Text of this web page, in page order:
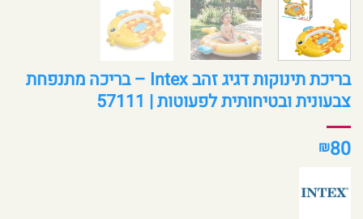
בריכת תינוקות דגיג זהב Intex – בריכה מתנפחת
צבעונית ובטיחותית לפעוטות | 57111
₪80